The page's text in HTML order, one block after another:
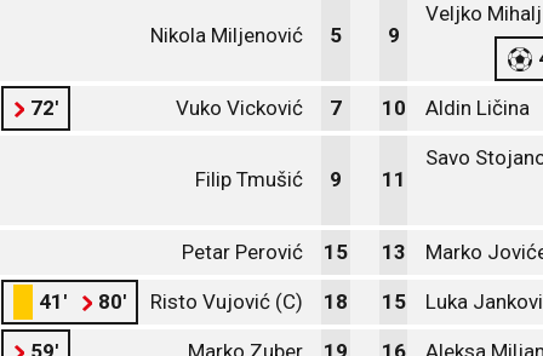
Nikola Miljenović 5 9
Veljko
72' Vuko Vicković 7 10 Aldin Ličina
Filip Tmušić 9 11
Savo
Petar Perović 15 13 Marko
41' 80' Risto Vujović (C) 18 15 Luka
59' Marko Zuber 19 16 Aleksa